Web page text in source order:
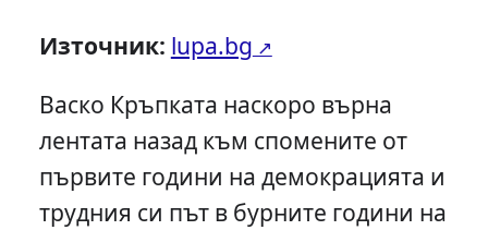
Източник: lupa.bg
Васко Кръпката наскоро върна
лентата назад към спомените от
първите години на демокрацията и
трудния си път в бурните години на